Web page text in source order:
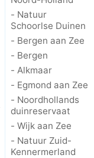
- Natuur
Schoorlse Duinen
- Bergen aan Zee
- Bergen
- Alkmaar
- Egmond aan Zee
- Noordhollands
duinreservaat
- Wijk aan Zee
- Natuur Zuid-
Kennermerland